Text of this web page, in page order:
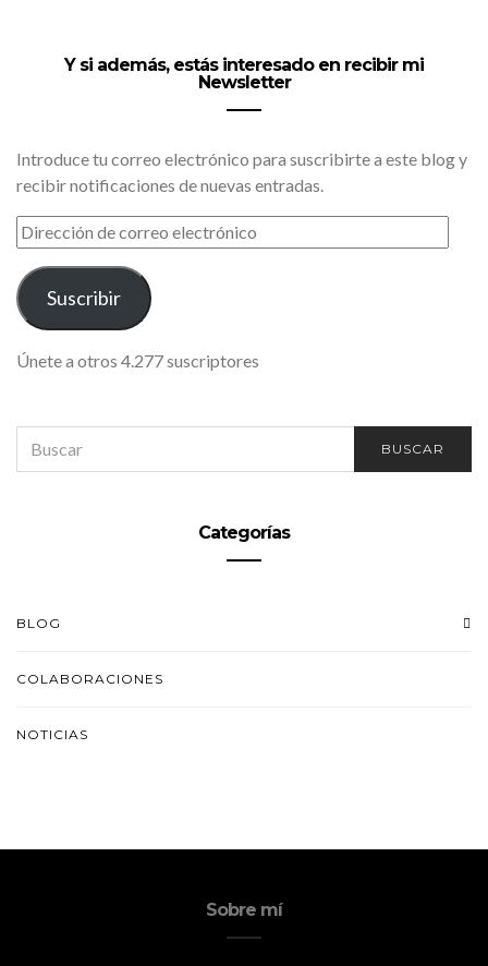
Y si además, estás interesado en recibir mi
Newsletter
Introduce tu correo electrónico para suscribirte a este blog y
recibir notificaciones de nuevas entradas.
DIRECCIÓN
DE
CORREO
ELECTRÓNICO
Suscribir
Únete a otros 4.277 suscriptores
FOR:
BUSCAR
Categorías
BLOG
COLABORACIONES
NOTICIAS
Sobre mí